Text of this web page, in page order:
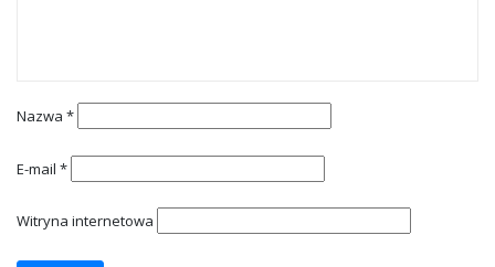
Nazwa *
E-mail *
Witryna internetowa